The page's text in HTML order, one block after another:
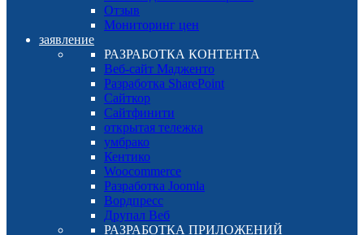
Отзыв
Мониторинг цен
заявление
РАЗРАБОТКА КОНТЕНТА
Веб-сайт Мадженто
Разработка SharePoint
Сайткор
Сайтфинити
открытая тележка
умбрако
Кентико
Woocommerce
Разработка Joomla
Вордпресс
Друпал Веб
РАЗРАБОТКА ПРИЛОЖЕНИЙ